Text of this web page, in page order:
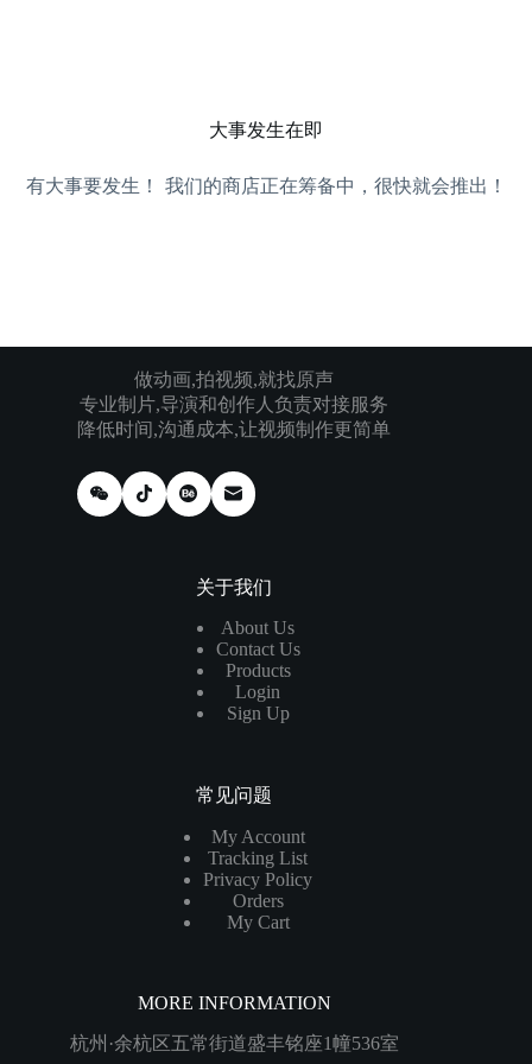
大事发生在即
有大事要发生！ 我们的商店正在筹备中，很快就会推出！
做动画,拍视频,就找原声
专业制片,导演和创作人负责对接服务
降低时间,沟通成本,让视频制作更简单
关于我们
About Us
Contact Us
Products
Login
Sign Up
常见问题
My Account
Tracking List
Privacy Policy
Orders
My Cart
MORE INFORMATION
杭州·余杭区五常街道盛丰铭座1幢536室